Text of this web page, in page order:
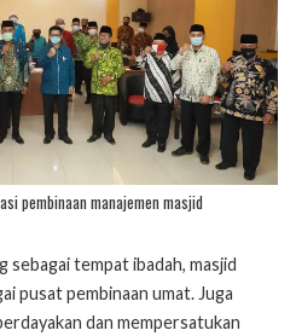
pembinaan manajemen masjid
sebagai tempat ibadah, masjid
pusat pembinaan umat. Juga
dan mempersatukan